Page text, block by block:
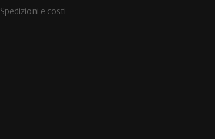
Spedizioni e costi